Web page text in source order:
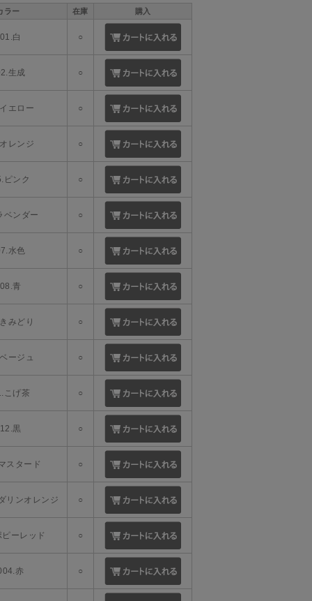
ラー 在庫 購入
白 ○
生成 ○
エロー ○
レンジ ○
ピンク ○
ベンダー ○
水色 ○
青 ○
みどり ○
ージュ ○
こげ茶 ○
黒 ○
スタード ○
リンオレンジ ○
ーレッド ○
赤 ○